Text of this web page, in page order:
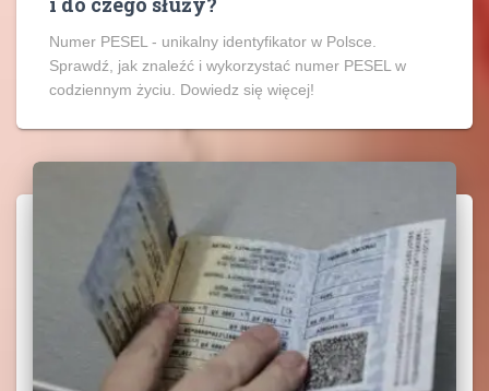
Numer PESEL - unikalny identyfikator w Polsce.
Sprawdź, jak znaleźć i wykorzystać numer PESEL w
codziennym życiu. Dowiedz się więcej!